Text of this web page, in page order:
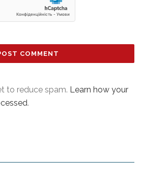
to reduce spam. Learn how your
.